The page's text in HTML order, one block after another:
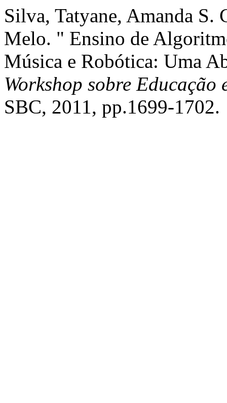
Silva, Tatyane, Amanda S.
Melo. " Ensino de
Música e Robótica: Uma
Workshop sobre
SBC, 2011, pp.1699-1702.